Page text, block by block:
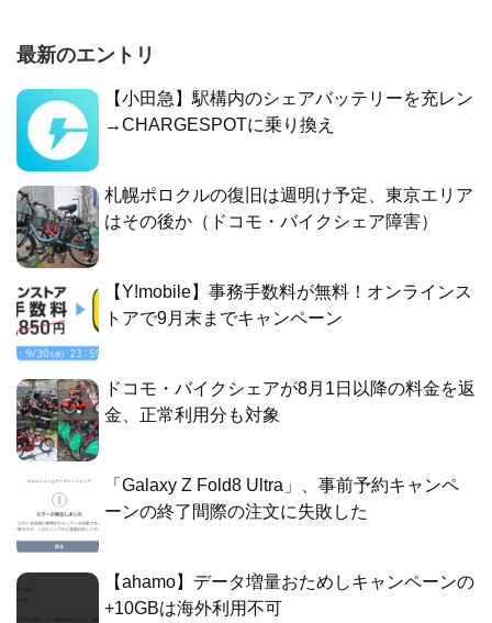
最新のエントリ
【小田急】駅構内のシェアバッテリーを充レン
→CHARGESPOTに乗り換え
札幌ポロクルの復旧は週明け予定、東京エリア
はその後か（ドコモ・バイクシェア障害）
【Y!mobile】事務手数料が無料！オンラインス
トアで9月末までキャンペーン
ドコモ・バイクシェアが8月1日以降の料金を返
金、正常利用分も対象
「Galaxy Z Fold8 Ultra」、事前予約キャンペ
ーンの終了間際の注文に失敗した
【ahamo】データ増量おためしキャンペーンの
+10GBは海外利用不可